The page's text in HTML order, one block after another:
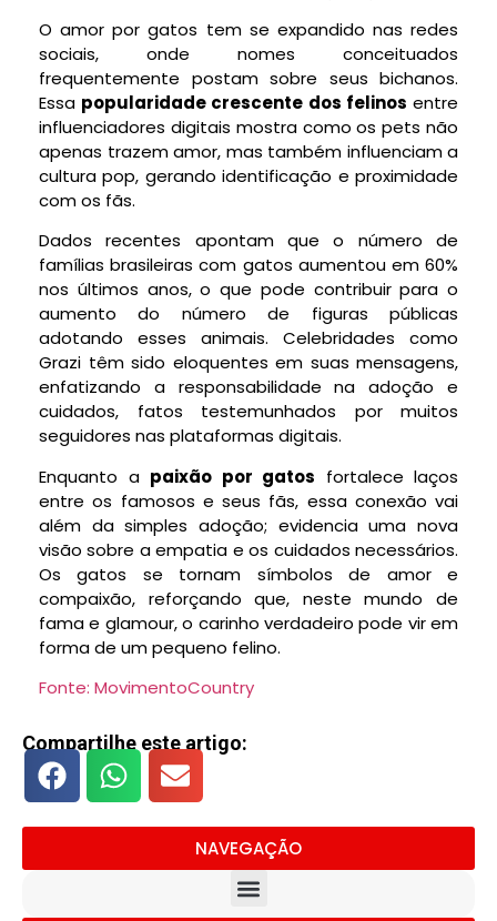
O amor por gatos tem se expandido nas redes
sociais, onde nomes conceituados
frequentemente postam sobre seus bichanos.
Essa popularidade crescente dos felinos entre
influenciadores digitais mostra como os pets não
apenas trazem amor, mas também influenciam a
cultura pop, gerando identificação e proximidade
com os fãs.
Dados recentes apontam que o número de
famílias brasileiras com gatos aumentou em 60%
nos últimos anos, o que pode contribuir para o
aumento do número de figuras públicas
adotando esses animais. Celebridades como
Grazi têm sido eloquentes em suas mensagens,
enfatizando a responsabilidade na adoção e
cuidados, fatos testemunhados por muitos
seguidores nas plataformas digitais.
Enquanto a paixão por gatos fortalece laços
entre os famosos e seus fãs, essa conexão vai
além da simples adoção; evidencia uma nova
visão sobre a empatia e os cuidados necessários.
Os gatos se tornam símbolos de amor e
compaixão, reforçando que, neste mundo de
fama e glamour, o carinho verdadeiro pode vir em
forma de um pequeno felino.
Fonte: MovimentoCountry
Compartilhe este artigo:
NAVEGAÇÃO